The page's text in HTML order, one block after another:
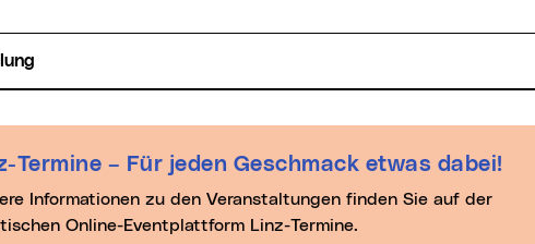
Termine – Für jeden Geschmack etwas dabei!
Online-Eventplattform Linz-Termine.